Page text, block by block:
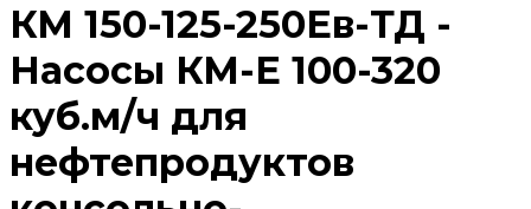
КМ 150-125-250Ев-ТД -
Насосы КМ-Е 100-320
куб.м/ч для
нефтепродуктов